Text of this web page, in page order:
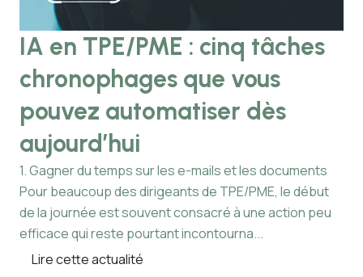
IA en TPE/PME : cinq tâches
chronophages que vous
pouvez automatiser dès
aujourd’hui
1. Gagner du temps sur les e-mails et les documents
Pour beaucoup des dirigeants de TPE/PME, le début
de la journée est souvent consacré à une action peu
efficace qui reste pourtant incontourna...
Lire cette actualité